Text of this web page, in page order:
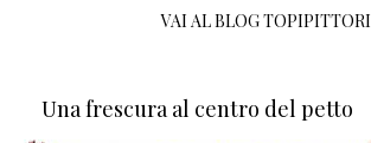
VAI AL BLOG TOPIPITTORI
Una frescura al centro del petto